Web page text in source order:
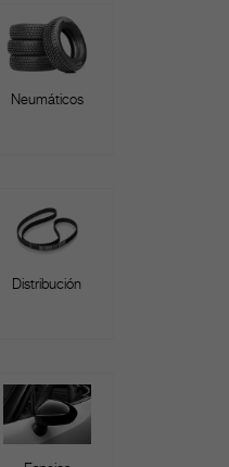
Neumáticos
Distribución